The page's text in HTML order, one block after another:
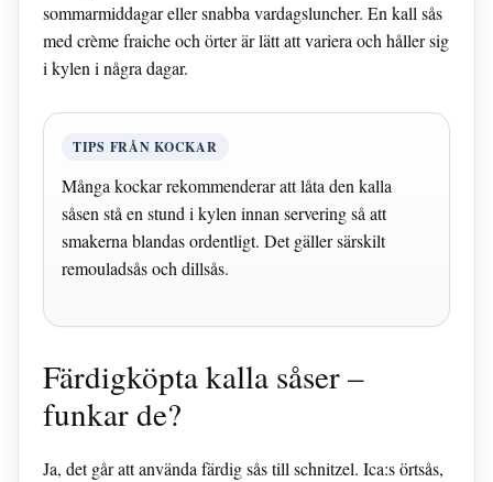
sommarmiddagar eller snabba vardagsluncher. En kall sås
med crème fraiche och örter är lätt att variera och håller sig
i kylen i några dagar.
TIPS FRÅN KOCKAR
Många kockar rekommenderar att låta den kalla
såsen stå en stund i kylen innan servering så att
smakerna blandas ordentligt. Det gäller särskilt
remouladsås och dillsås.
Färdigköpta kalla såser –
funkar de?
Ja, det går att använda färdig sås till schnitzel. Ica:s örtsås,